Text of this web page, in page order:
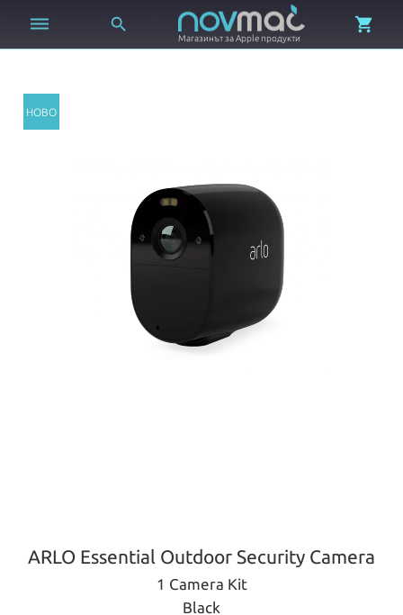
 
Магазинът за Apple продукти

ARLO Essential Outdoor Security Camera
1 Camera Kit
Black